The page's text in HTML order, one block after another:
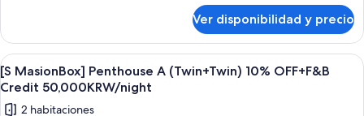
Service
Laundry
Service
(King+Twin)
10%
OFF+F&B
Credit
50,000KRW/night
MasionBox]
Penthouse
A
(King+Twin)
OFF+F&B
Ver disponibilidad y precio
Ver
todas
las
Un balcón con sillas de mimbre y
1
[S MasionBox] Penthouse A (Twin+Twin) 10% OFF+F&B
Credit 50,000KRW/night
2 habitaciones